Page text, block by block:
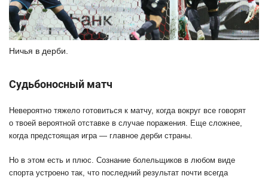
Ничья в дерби.
Судьбоносный матч
Невероятно тяжело готовиться к матчу, когда вокруг все говорят
о твоей вероятной отставке в случае поражения. Еще сложнее,
когда предстоящая игра — главное дерби страны.
Но в этом есть и плюс. Сознание болельщиков в любом виде
спорта устроено так, что последний результат почти всегда